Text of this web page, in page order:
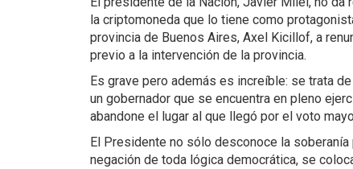
la criptomoneda que lo tiene como
provincia de Buenos Aires, Axel Kicillof, a
previo a la intervención de la provincia.
Es grave pero además es increíble: se trata
un gobernador que se encuentra en pleno
abandone el lugar al que llegó por el voto
El Presidente no sólo desconoce la soberanía
negación de toda lógica democrática, se